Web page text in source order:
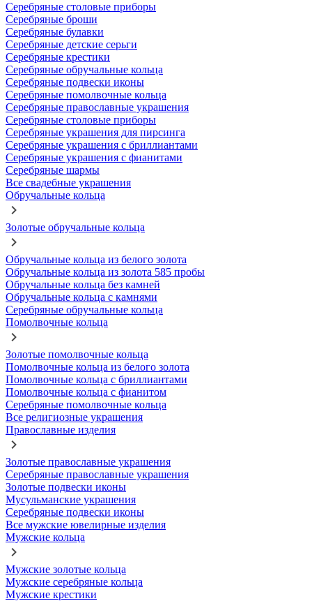
Серебряные столовые приборы
Серебряные броши
Серебряные булавки
Серебряные детские серьги
Серебряные крестики
Серебряные обручальные кольца
Серебряные подвески иконы
Серебряные помолвочные кольца
Серебряные православные украшения
Серебряные столовые приборы
Серебряные украшения для пирсинга
Серебряные украшения с бриллиантами
Серебряные украшения с фианитами
Серебряные шармы
Все свадебные украшения
Обручальные кольца
Золотые обручальные кольца
Обручальные кольца из белого золота
Обручальные кольца из золота 585 пробы
Обручальные кольца без камней
Обручальные кольца с камнями
Серебряные обручальные кольца
Помолвочные кольца
Золотые помолвочные кольца
Помолвочные кольца из белого золота
Помолвочные кольца с бриллиантами
Помолвочные кольца с фианитом
Серебряные помолвочные кольца
Все религиозные украшения
Православные изделия
Золотые православные украшения
Серебряные православные украшения
Золотые подвески иконы
Мусульманские украшения
Серебряные подвески иконы
Все мужские ювелирные изделия
Мужские кольца
Мужские золотые кольца
Мужские серебряные кольца
Мужские крестики